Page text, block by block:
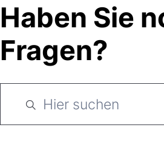
Haben Sie
Fragen?